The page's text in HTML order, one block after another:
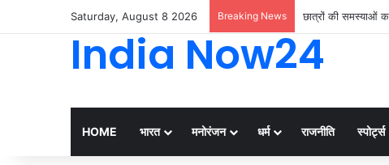
Saturday, August 8 2026 Breaking News छात्रों की समस्याओं
India Now24
HOME भारत मनोरंजन धर्म राजनीति स्पोर्ट्स